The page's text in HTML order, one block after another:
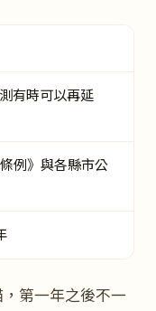
有時可以再延
例》與各縣市公
第一年之後不一